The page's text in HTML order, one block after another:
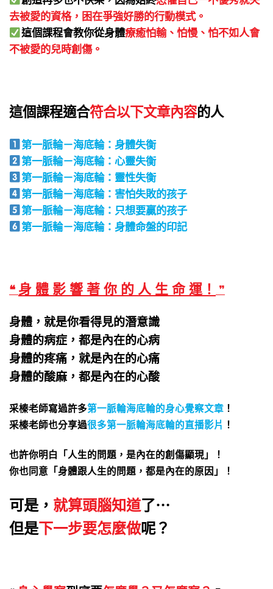
去被愛的資格，困在爭強好勝的行動模式。
這個課程會教你從身體療癒怕輸、怕慢、怕不如人會
不被愛的兒時創傷。
這個課程適合符合以下文章內容的人
第一脈輪－海底輪：身體失衡
第一脈輪－海底輪：心靈失衡
第一脈輪－海底輪：靈性失衡
第一脈輪－海底輪：害怕失敗的孩子
第一脈輪－海底輪：只想要贏的孩子
第一脈輪－海底輪：身體命盤的印記
❝ 身 體 影 響 著 你 的 人 生 命 運！ ❞
身體，就是你看得見的潛意識
身體的病症，都是內在的心病
身體的疼痛，就是內在的心痛
身體的酸麻，都是內在的心酸
采榛老師寫過許多第一脈輪海底輪的身心覺察文章 ！
采榛老師也分享過很多第一脈輪海底輪的直播影片 ！
也許你明白 「人生的問題，是內在的創傷顯現」！
你也同意 「身體跟人生的問題，都是內在的原因」！
可是， 就算頭腦知道了⋯
但是下一步要怎麼做呢？